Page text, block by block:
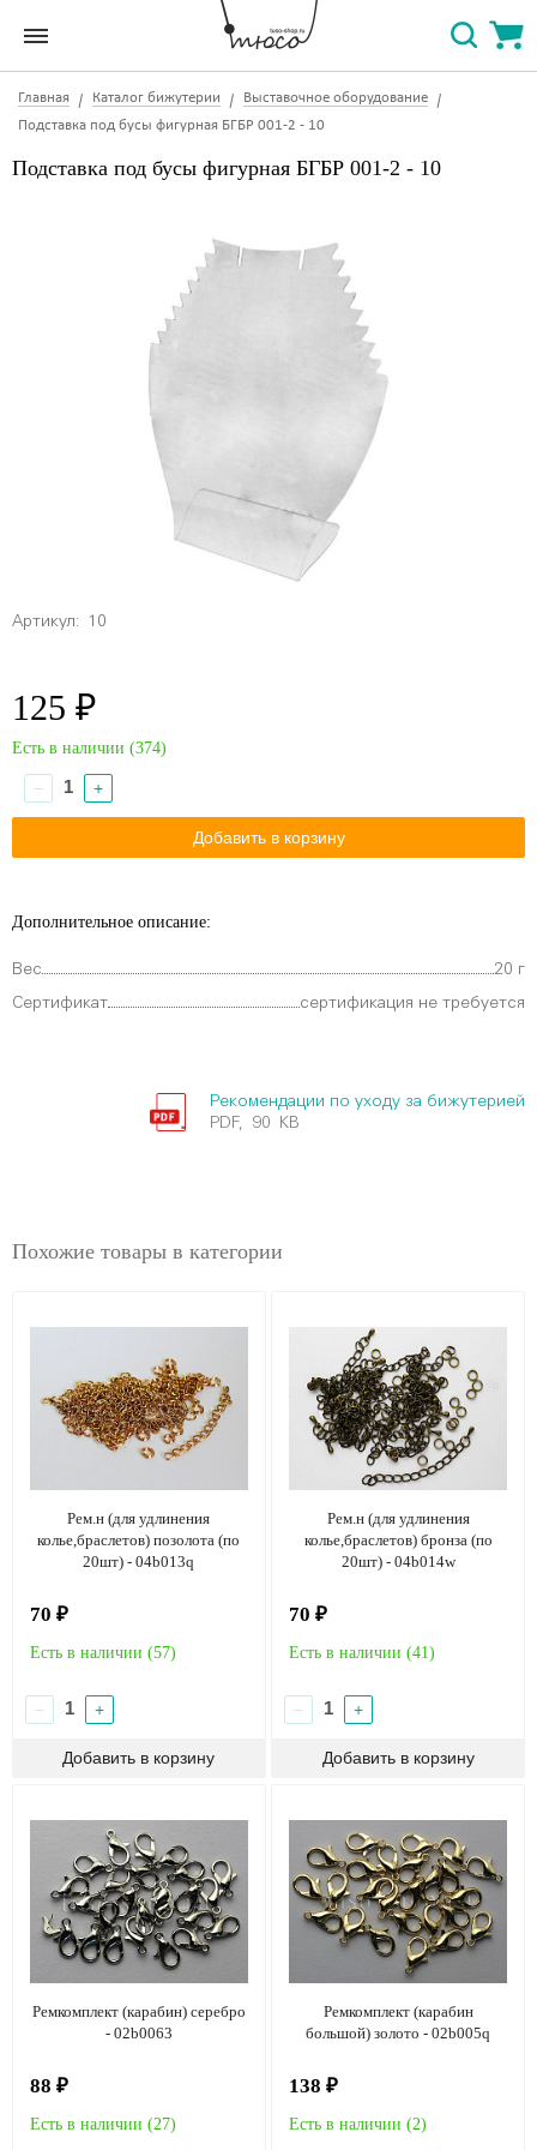
Главная Каталог бижутерии
Выставочное оборудование
Подставка под бусы фигурная БГБР 001-2 - 10
Подставка под бусы фигурная БГБР 001-2 - 10
Артикул: 10
125 ₽
Есть в наличии (374)
− +
Дополнительное описание:
Вес 20 г
Сертификат сертификация не требуется
Рекомендации по уходу за бижутерией
PDF, 90 KB
Похожие товары в категории
Рем.н (для удлинения
колье,браслетов) позолота (по
20шт) - 04b013q
70 ₽
Есть в наличии (57)
− +
Рем.н (для удлинения
колье,браслетов) бронза (по
20шт) - 04b014w
70 ₽
Есть в наличии (41)
− +
Ремкомплект (карабин) серебро
- 02b0063
88 ₽
Есть в наличии (27)
Ремкомплект (карабин
большой) золото - 02b005q
138 ₽
Есть в наличии (2)